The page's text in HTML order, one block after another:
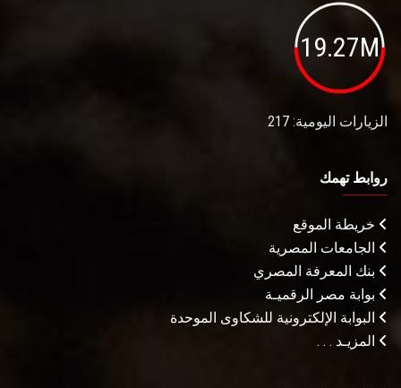
19.27M
الزيارات اليومية: 217
روابط تهمك
خريطة الموقع
الجامعات المصرية
بنك المعرفة المصري
بوابة مصر الرقميـة
البوابة الإلكترونية للشكاوى الموحدة
المزيـد . . .